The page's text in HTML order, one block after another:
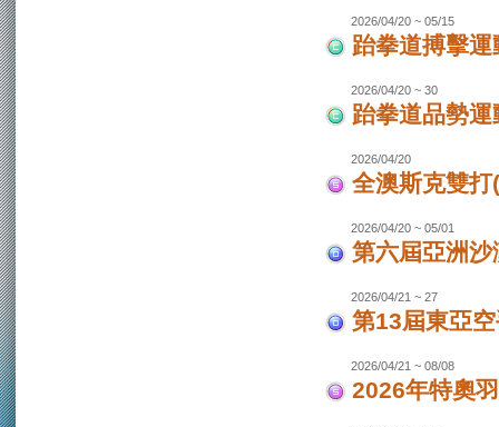
2026/04/20 ~ 05/15
跆拳道搏擊
2026/04/20 ~ 30
跆拳道品勢
2026/04/20
全澳斯克雙
2026/04/20 ~ 05/01
第六屆亞洲
2026/04/21 ~ 27
第13屆東亞
2026/04/21 ~ 08/08
2026年特奧